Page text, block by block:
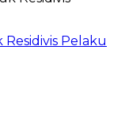
Pelaku